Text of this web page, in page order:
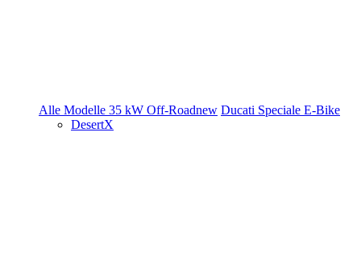
Alle Modelle 35 kW Off-Roadnew Ducati Speciale E-Bike
DesertX